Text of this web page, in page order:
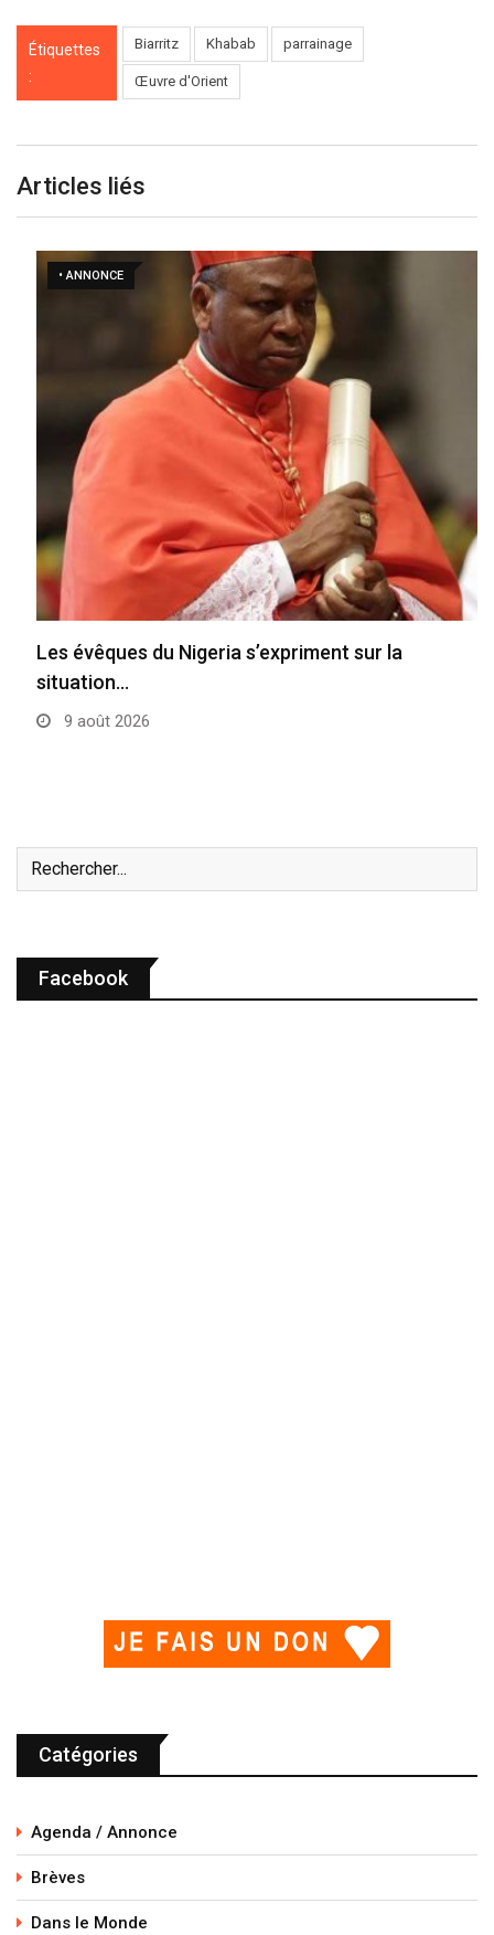
Étiquettes
:
Biarritz Khabab parrainage
Œuvre d'Orient
Articles liés
• ANNONCE
Les évêques du Nigeria s’expriment sur la
situation…
9 août 2026
Facebook
Catégories
Agenda / Annonce
Brèves
Dans le Monde